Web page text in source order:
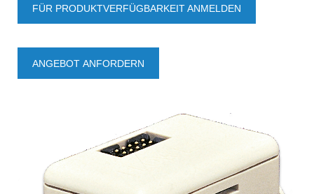
FÜR PRODUKTVERFÜGBARKEIT ANMELDEN
ANGEBOT ANFORDERN